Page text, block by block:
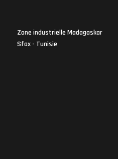
Zone industrielle Madagaskar
Sfax - Tunisie